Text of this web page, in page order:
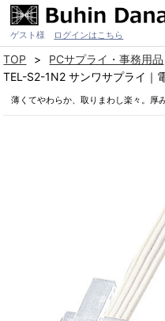
ゲスト様 ログインはこちら
TOP
PCサプライ・事務用品
TEL-S2-1N2 サンワサプライ｜
薄くてやわらか、取りまわし楽々。厚